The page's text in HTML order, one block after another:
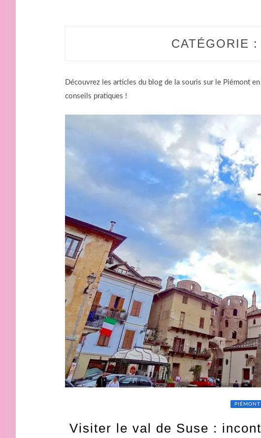
CATÉGORIE :
Découvrez les articles du blog de la souris sur le Piémont
conseils pratiques !
PIÉMONT
Visiter le val de Suse :